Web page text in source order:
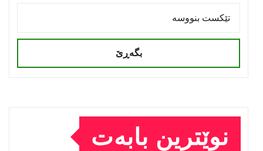
بگەڕێ
نوێترین بابەت